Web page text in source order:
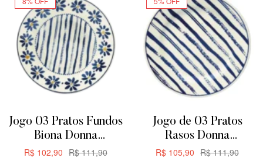
Jogo 03 Pratos Fundos
Biona Donna
Margaridas 21,5cm
R$111,90
R$ 102,90
Jogo de 03 Pratos
Rasos Donna
Margaridas Biona
R$111,90
R$ 105,90